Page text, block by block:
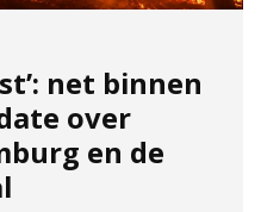
net binnen
over
en de